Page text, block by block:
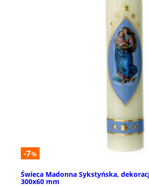
-7%
Świeca Madonna Sykstyńska,
300x60 mm